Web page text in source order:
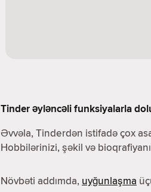
Tinder əyləncəli funksiyalarla
Əvvəla, Tinderdən istifadə çox
Hobbilərinizi, şəkil və
Növbəti addımda, uyğunlaşma